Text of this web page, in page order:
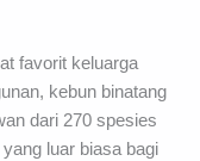
favorit keluarga
kebun binatang
dari 270 spesies
luar biasa bagi